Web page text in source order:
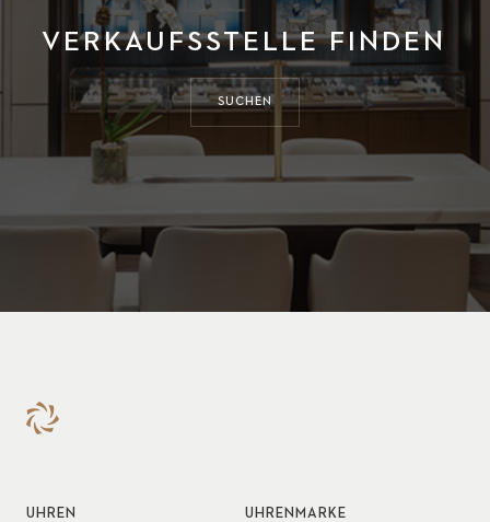
VERKAUFSSTELLE FINDEN
SUCHEN
UHREN UHRENMARKE